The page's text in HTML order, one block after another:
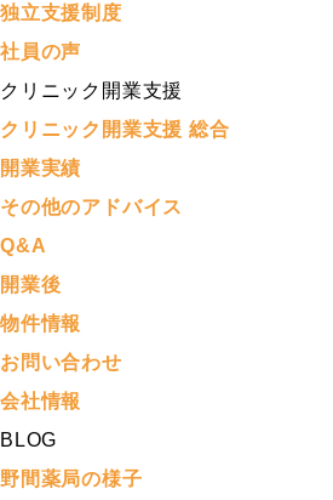
独立支援制度
社員の声
クリニック開業支援
クリニック開業支援 総合
開業実績
その他のアドバイス
Q&A
開業後
物件情報
お問い合わせ
会社情報
BLOG
野間薬局の様子